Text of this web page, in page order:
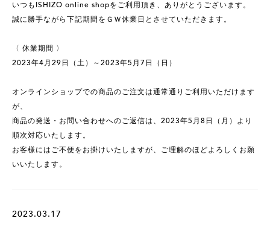
いつもISHIZO online shopをご利用頂き、ありがとうございます。
誠に勝手ながら下記期間をＧＷ休業日とさせていただきます。
〈 休業期間 〉
2023年4月29日（土）～2023年5月7日（日）
オンラインショップでの商品のご注文は通常通りご利用いただけます
が、
商品の発送・お問い合わせへのご返信は、2023年5月8日（月）より
順次対応いたします。
お客様にはご不便をお掛けいたしますが、ご理解のほどよろしくお願
いいたします。
2023.03.17